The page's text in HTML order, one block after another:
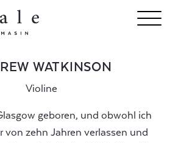
WATKINSON
Violine
geboren, und obwohl ich
von zehn Jahren verlassen und